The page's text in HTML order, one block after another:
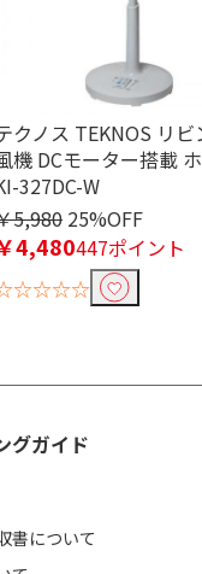
クノス TEKNOS リビ
機 DCモーター搭載
327DC-W
5,980 25%OFF
4,480447ポイント
グガイド
書について